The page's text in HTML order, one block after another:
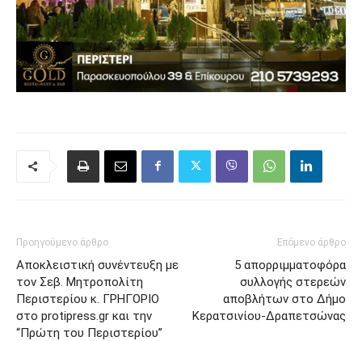
Προηγούμενο άρθρο
Αποκλειστική συνέντευξη με
τον Σεβ. Μητροπολίτη
Περιστερίου κ. ΓΡΗΓΟΡΙΟ
στο protipress.gr και την
“Πρώτη του Περιστερίου”
Επόμενο άρθρο
5 απορριμματοφόρα
συλλογής στερεών
αποβλήτων στο Δήμο
Κερατσινίου-Δραπετσώνας